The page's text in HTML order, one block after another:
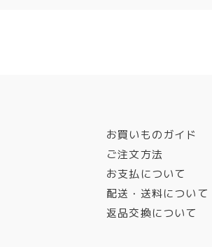
お買いものガイド
ご注文方法
お支払について
配送・送料について
返品交換について